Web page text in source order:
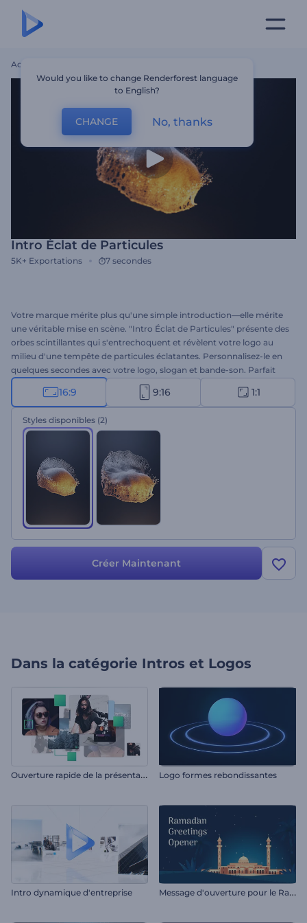
Accueil
Intro Éclat de Particules
5K+ Exportations 7 secondes
Votre marque mérite plus qu'une simple introduction—elle mérite
une véritable mise en scène. "Intro Éclat de Particules" présente des
orbes scintillantes qui s'entrechoquent et révèlent votre logo au
milieu d'une tempête de particules éclatantes. Personnalisez-le en
quelques secondes avec votre logo, slogan et bande-son. Parfait
pour les secteurs de la technologie, de la science, de la biologie, de
l’innovation et de la création, qui veulent impressionner dès la
première seconde. Créez-le maintenant et boostez votre identité de
marque avec une explosion étincelante !
16:9 9:16 1:1
Styles disponibles (2)
Créer Maintenant
Dans la catégorie Intros et Logos
O
uverture rapide de la présentation Logo formes rebondissantes
Intro dynamique d'entreprise M
essage d'ouverture pour le Ramadan
Would you like to change Renderforest language
to English?
CHANGE No, thanks